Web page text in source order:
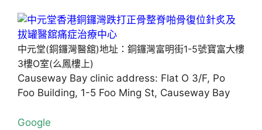
中元堂(銅鑼灣醫舘)地址：銅鑼灣富明街1-5號寶富大樓
3樓O室(么鳳樓上)
Causeway Bay clinic address: Flat O 3/F, Po
Foo Building, 1-5 Foo Ming St, Causeway Bay
Google